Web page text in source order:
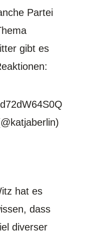
Partei
gibt es
hat es
dass
diverser